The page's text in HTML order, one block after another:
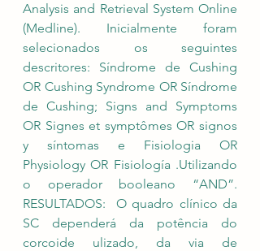
Analysis and Retrieval System Online
(Medline). Inicialmente foram
selecionados os seguintes
descritores: Síndrome de Cushing
OR Cushing Syndrome OR Síndrome
de Cushing; Signs and Symptoms
OR Signes et symptômes OR signos
y síntomas e Fisiologia OR
Physiology OR Fisiología .Utilizando
o operador booleano “AND”.
RESULTADOS:  O quadro clínico da
SC dependerá da potência do
corcoide ulizado, da via de